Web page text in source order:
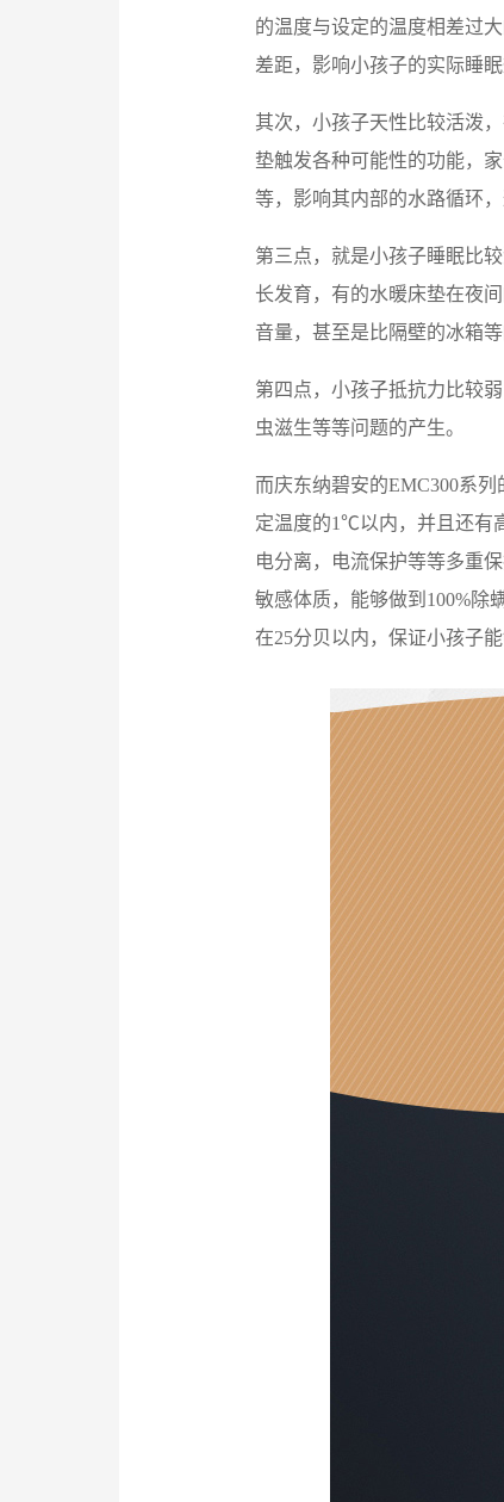
的温度与设定的温度相差过
差距，影响小孩子的实际睡眠
其次，小孩子天性比较活泼
垫触发各种可能性的功能，
等，影响其内部的水路循环
第三点，就是小孩子睡眠比
长发育，有的水暖床垫在夜
音量，甚至是比隔壁的冰箱等
第四点，小孩子抵抗力比较
虫滋生等等问题的产生。
而庆东纳碧安的EMC300系
定温度的1℃以内，并且还有
电分离，电流保护等等多重
敏感体质，能够做到100%除
在25分贝以内，保证小孩子